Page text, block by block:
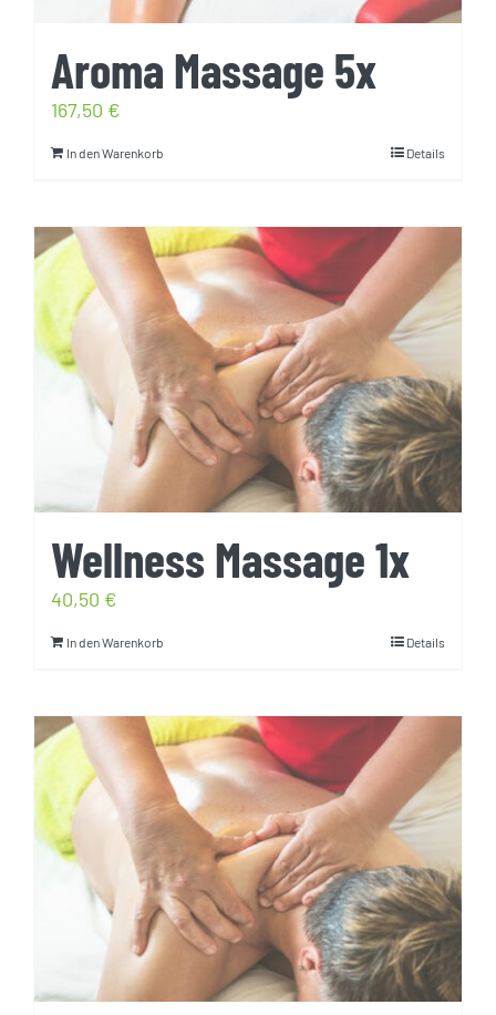
Aroma Massage 5x
167,50 €
In den Warenkorb Details
Wellness Massage 1x
40,50 €
In den Warenkorb Details